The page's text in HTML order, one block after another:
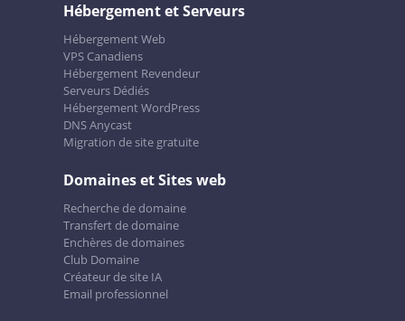
Hébergement et Serveurs
Hébergement Web
VPS Canadiens
Hébergement Revendeur
Serveurs Dédiés
Hébergement WordPress
DNS Anycast
Migration de site gratuite
Domaines et Sites web
Recherche de domaine
Transfert de domaine
Enchères de domaines
Club Domaine
Créateur de site IA
Email professionnel